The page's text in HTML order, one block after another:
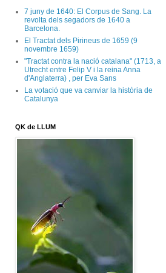
7 juny de 1640: El Corpus de Sang. La
revolta dels segadors de 1640 a
Barcelona.
El Tractat dels Pirineus de 1659 (9
novembre 1659)
"Tractat contra la nació catalana" (1713, a
Utrecht entre Felip V i la reina Anna
d'Anglaterra) , per Eva Sans
La votació que va canviar la història de
Catalunya
QK de LLUM